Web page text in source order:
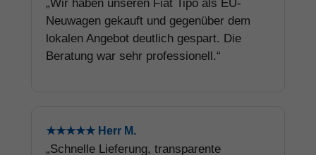
„Wir haben unseren Fiat Tipo als EU-
Neuwagen gekauft und gegenüber dem
lokalen Angebot deutlich gespart. Die
Beratung war sehr professionell.“
★★★★★ Herr M.
„Schnelle Lieferung, transparente